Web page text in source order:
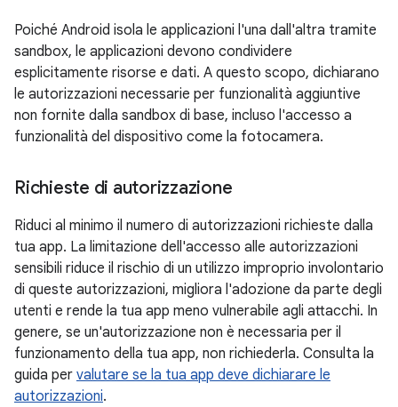
Poiché Android isola le applicazioni l'una dall'altra tramite
sandbox, le applicazioni devono condividere
esplicitamente risorse e dati. A questo scopo, dichiarano
le autorizzazioni necessarie per funzionalità aggiuntive
non fornite dalla sandbox di base, incluso l'accesso a
funzionalità del dispositivo come la fotocamera.
Richieste di autorizzazione
Riduci al minimo il numero di autorizzazioni richieste dalla
tua app. La limitazione dell'accesso alle autorizzazioni
sensibili riduce il rischio di un utilizzo improprio involontario
di queste autorizzazioni, migliora l'adozione da parte degli
utenti e rende la tua app meno vulnerabile agli attacchi. In
genere, se un'autorizzazione non è necessaria per il
funzionamento della tua app, non richiederla. Consulta la
guida per valutare se la tua app deve dichiarare le
autorizzazioni.